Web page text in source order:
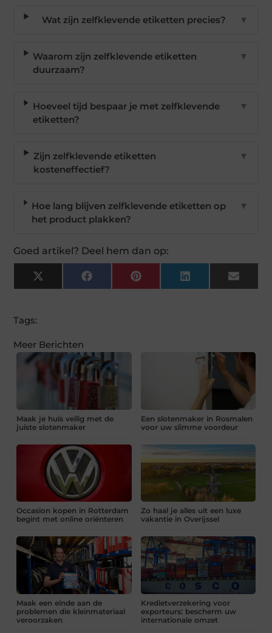
Wat zijn zelfklevende etiketten precies? ▼
Waarom zijn zelfklevende etiketten
duurzaam?
▼
Hoeveel tijd bespaar je met zelfklevende
etiketten?
▼
Zijn zelfklevende etiketten
kosteneffectief?
▼
Hoe lang blijven zelfklevende etiketten op
het product plakken?
▼
Goed artikel? Deel hem dan op:
X
(Twitter)
FacebookPinterest LinkedIn Email
Tags:
Meer Berichten
Maak je huis veilig met de
juiste slotenmaker
Een slotenmaker in Rosmalen
voor uw slimme voordeur
Occasion kopen in Rotterdam
begint met online oriënteren
Zo haal je alles uit een luxe
vakantie in Overijssel
Maak een einde aan de
problemen die kleinmateriaal
veroorzaken
Kredietverzekering voor
exporteurs: bescherm uw
internationale omzet